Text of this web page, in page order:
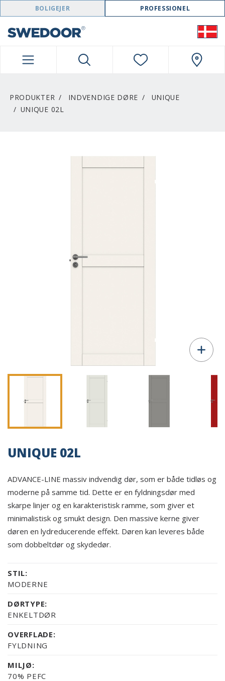
SWEDOOR NAVIGATION
BOLIGEJER PROFESSIONEL
PRODUKTER INDVENDIGE DØRE
UNIQUE
UNIQUE 02L
UNIQUE 02L
ADVANCE-LINE massiv indvendig dør, som er både tidløs og
moderne på samme tid. Dette er en fyldningsdør med
skarpe linjer og en karakteristisk ramme, som giver et
minimalistisk og smukt design. Den massive kerne giver
døren en lydreducerende effekt. Døren kan leveres både
som dobbeltdør og skydedør.
STIL:
MODERNE
DØRTYPE:
ENKELTDØR
OVERFLADE:
FYLDNING
MILJØ:
70% PEFC